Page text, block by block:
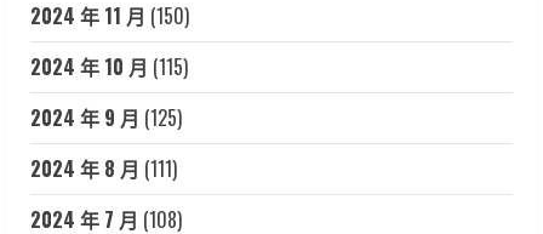
2024 年 11 月 (150)
2024 年 10 月 (115)
2024 年 9 月 (125)
2024 年 8 月 (111)
2024 年 7 月 (108)